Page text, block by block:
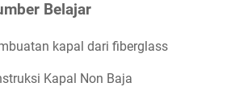
Belajar
kapal dari fiberglass
Kapal Non Baja